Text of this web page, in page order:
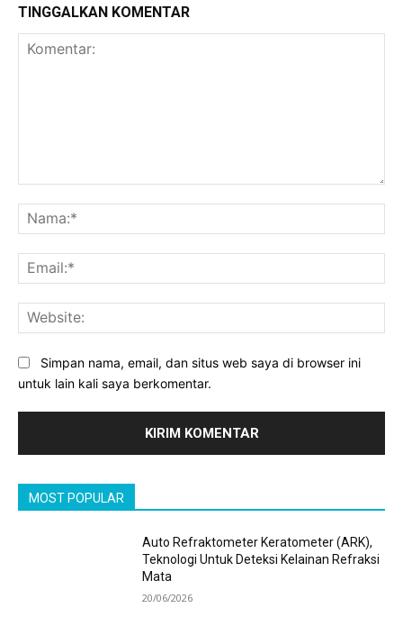
TINGGALKAN KOMENTAR
Simpan nama, email, dan situs web saya di browser ini
untuk lain kali saya berkomentar.
MOST POPULAR
Auto Refraktometer Keratometer (ARK),
Teknologi Untuk Deteksi Kelainan Refraksi
Mata
20/06/2026